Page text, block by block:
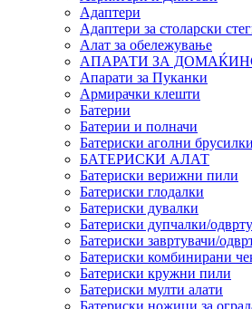
Адаптери
Адаптери за столарски
Алат за обележување
АПАРАТИ ЗА
Апарати за Пуканки
Армирачки клешти
Батерии
Батерии и полначи
Батериски аголни брусилки
БАТЕРИСКИ АЛАТ
Батериски верижни пили
Батериски глодалки
Батериски дувалки
Батериски дупчалки/
Батериски завртувачи/
Батериски комбинирани
Батериски кружни пили
Батериски мулти алати
Батериски ножици за